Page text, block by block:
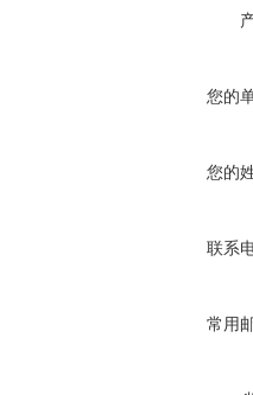
您的
您的
联系
常用